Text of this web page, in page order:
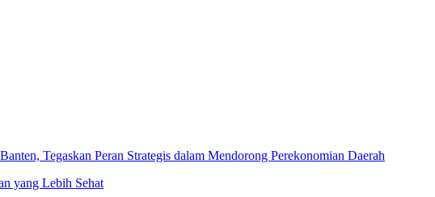
Tegaskan Peran Strategis dalam Mendorong Perekonomian Daerah
yang Lebih Sehat